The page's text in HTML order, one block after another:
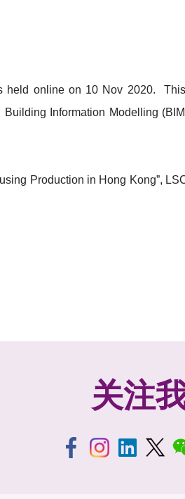
held online on 10 Nov 2020.
Information Modelling
Production in Hong Kong”,
关注